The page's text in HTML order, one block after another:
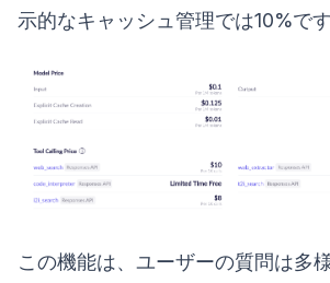
示的なキャッシュ管理では10%です
この機能は、ユーザーの質問は多